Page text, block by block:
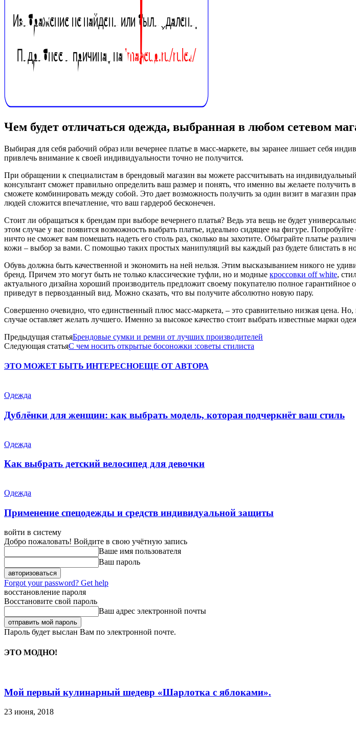
Чем будет отличаться одежда, выбранная в любом сетевом
Выбирая для себя рабочий образ или вечернее платье в масс-маркете, вы заранее лишает себя
привлечь внимание к своей индивидуальности точно не получится.
При обращении к специалистам в брендовый магазин вы можете рассчитывать на
консультант сможет правильно определить ваш размер и понять, что именно вы желаете получить
сможете комбинировать между собой. Это дает возможность получить за один визит в магазин
людей сложится впечатление, что ваш гардероб бесконечен.
Стоит ли обращаться к брендам при выборе вечернего платья? Ведь эта вещь не будет
этом случае у вас появится возможность выбрать платье, идеально сидящее на фигуре.
ничто не сможет вам помешать надеть его столь раз, сколько вы захотите. Обыграйте платье
кожи – выбор за вами. С помощью таких простых манипуляций вы каждый раз будете блистать в
Обувь должна быть качественной и экономить на ней нельзя. Этим высказыванием никого не
бренд. Причем это могут быть не только классические туфли, но и модные кроссовки off white,
актуального дизайна хороший производитель предложит своему покупателю полное
приведут в первозданный вид. Можно сказать, что вы получите абсолютно новую пару.
Совершенно очевидно, что единственный плюс масс-маркета, – это сравнительно низкая цена.
случае оставляет желать лучшего. Именно за высокое качество стоит выбрать известные марки
Предыдущая статьяБрендовые сумки и ремни от лучших производителей
Следующая статьяС чем носить открытые босоножки :советы стилиста
ЭТО МОЖЕТ БЫТЬ ИНТЕРЕСНОЕЩЕ ОТ АВТОРА
Одежда
Дублёнки для женщин: как выбрать модель, которая подчеркнёт ваш стиль
Одежда
Как выбрать детский велосипед для девочки
Одежда
Применение спецодежды и средств индивидуальной защиты
войти в систему
Добро пожаловать! Войдите в свою учётную запись
Ваше имя пользователя
Ваш пароль
Forgot your password? Get help
восстановление пароля
Восстановите свой пароль
Ваш адрес электронной почты
Пароль будет выслан Вам по электронной почте.
ЭТО МОДНО!
Мой первый кулинарный шедевр «Шарлотка с яблоками».
23 июня, 2018